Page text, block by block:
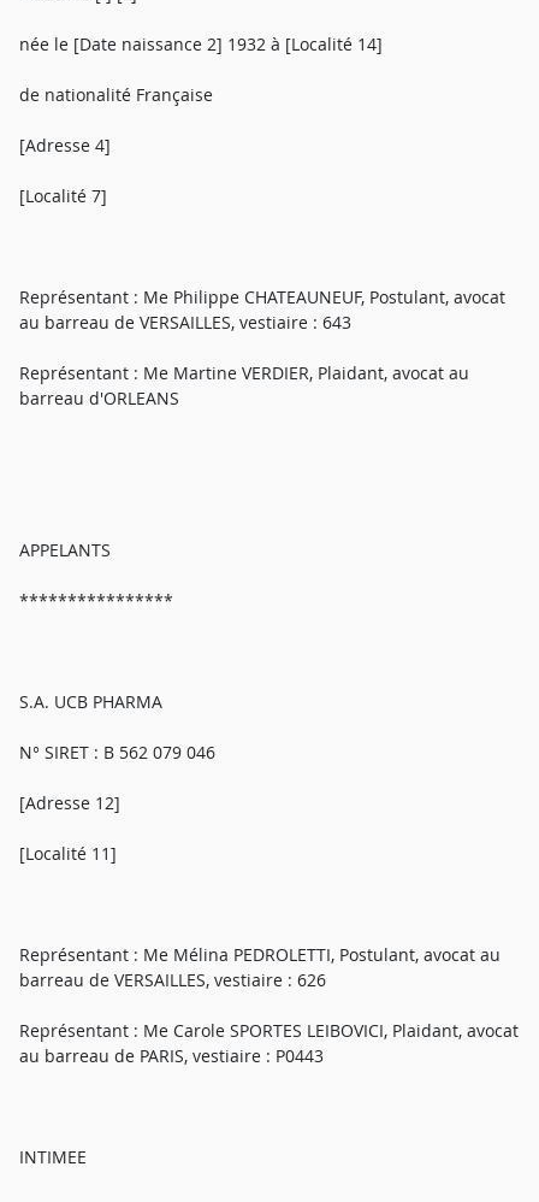
née le [Date naissance 2] 1932 à [Localité 14]
de nationalité Française
[Adresse 4]
[Localité 7]
Représentant : Me Philippe CHATEAUNEUF, Postulant, avocat
au barreau de VERSAILLES, vestiaire : 643
Représentant : Me Martine VERDIER, Plaidant, avocat au
barreau d'ORLEANS
APPELANTS
****************
S.A. UCB PHARMA
N° SIRET : B 562 079 046
[Adresse 12]
[Localité 11]
Représentant : Me Mélina PEDROLETTI, Postulant, avocat au
barreau de VERSAILLES, vestiaire : 626
Représentant : Me Carole SPORTES LEIBOVICI, Plaidant, avocat
au barreau de PARIS, vestiaire : P0443
INTIMEE